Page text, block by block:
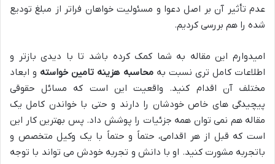
عدم تأثیر آن بر اصل دعوا و مسئولیت خواهان فراتر از مبلغ تودیع
شده را هم بررسی کردیم.
امیدوارم این مقاله به شما کمک کرده باشد تا با دیدی بازتر و
اطلاعات کامل تری نسبت بهمحاسبه هزینه تامین خواسته و ابعاد
مختلف آن اقدام کنید. واقعیت این است که مسائل حقوقی
پیچیدگی های خاص خودشان را دارند و حتی با خواندن کامل یک
مقاله هم نمی توان همه جزئیات را پوشش داد. پس بهترین کار این
است که قبل از هر اقدامی، حتماً و حتماً با یک وکیل متخصص و
باتجربه مشورت کنید. او با دانش و تجربه خودش می تواند با توجه